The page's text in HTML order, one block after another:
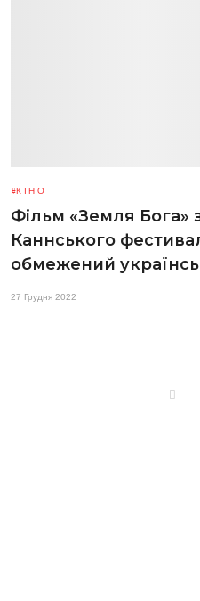
КІНО
Фільм «Земля Бога»
Каннського
обмежений
27 Грудня 2022